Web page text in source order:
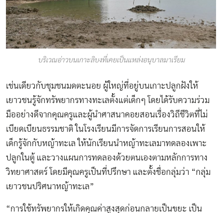
บริเวณอ่าวบนเกาะลิบงที่เคยเป็นแหล่งอนุบาลมาเรียม
เช่นเดียวกับชุมชนมดตะนอย ผู้ใหญ่ที่อยู่บนเกาะปลูกฝังให้
เยาวชนรู้จักทรัพยากรทางทะเลตั้งแต่เด็กๆ โดยได้รับความร่วม
มืออย่างดีจากคุณครูและผู้นำศาสนาคอยสอนเรื่องวิถีชีวิตที่ไม่
เบียดเบียนธรรมชาติ ในโรงเรียนมีการจัดการเรียนการสอนให้
เด็กรู้จักกับหญ้าทะเล ให้นักเรียนนำหญ้าทะเลมาทดลองเพาะ
ปลูกในตู้ และวางแผนการทดลองด้วยตนเองตามหลักการทาง
วิทยาศาสตร์ โดยมีคุณครูเป็นที่ปรึกษา และตั้งชื่อกลุ่มว่า “กลุ่ม
เยาวชนปริศนาหญ้าทะเล”
“การใช้ทรัพยากรให้เกิดคุณค่าสูงสุดก่อนกลายเป็นขยะ เป็น